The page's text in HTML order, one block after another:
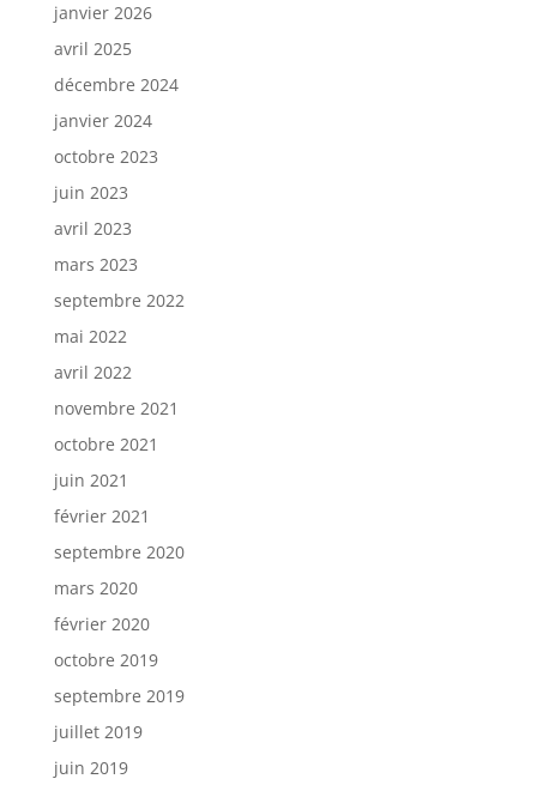
janvier 2026
avril 2025
décembre 2024
janvier 2024
octobre 2023
juin 2023
avril 2023
mars 2023
septembre 2022
mai 2022
avril 2022
novembre 2021
octobre 2021
juin 2021
février 2021
septembre 2020
mars 2020
février 2020
octobre 2019
septembre 2019
juillet 2019
juin 2019